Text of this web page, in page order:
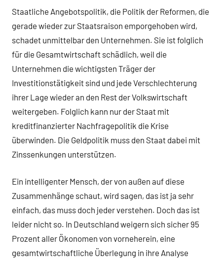
Staatliche Angebotspolitik, die Politik der Reformen, die
gerade wieder zur Staatsraison emporgehoben wird,
schadet unmittelbar den Unternehmen. Sie ist folglich
für die Gesamtwirtschaft schädlich, weil die
Unternehmen die wichtigsten Träger der
Investitionstätigkeit sind und jede Verschlechterung
ihrer Lage wieder an den Rest der Volkswirtschaft
weitergeben. Folglich kann nur der Staat mit
kreditfinanzierter Nachfragepolitik die Krise
überwinden. Die Geldpolitik muss den Staat dabei mit
Zinssenkungen unterstützen.
Ein intelligenter Mensch, der von außen auf diese
Zusammenhänge schaut, wird sagen, das ist ja sehr
einfach, das muss doch jeder verstehen. Doch das ist
leider nicht so. In Deutschland weigern sich sicher 95
Prozent aller Ökonomen von vorneherein, eine
gesamtwirtschaftliche Überlegung in ihre Analyse